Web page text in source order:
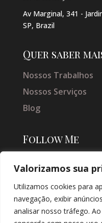
Valorizamos sua
Utilizamos cookies para
navegação, exibir
analisar nosso tráfego.
Av Marginal, 341 -
SP, Brazil
Quer saber
Nossos Trabalhos
Nossos Serviços
Blog
Follow Me